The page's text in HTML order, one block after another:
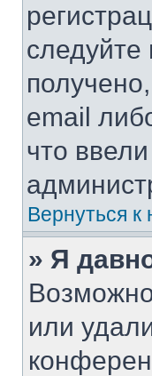
email
что
Вернуться к
» Я
или